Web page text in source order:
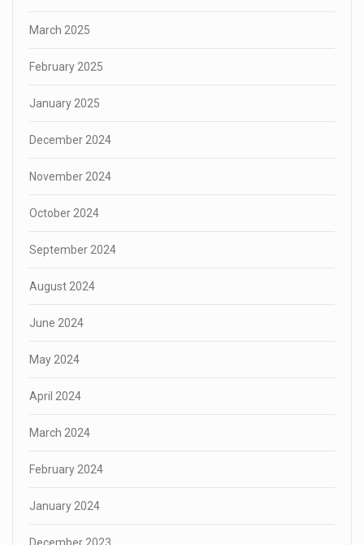
March 2025
February 2025
January 2025
December 2024
November 2024
October 2024
September 2024
August 2024
June 2024
May 2024
April 2024
March 2024
February 2024
January 2024